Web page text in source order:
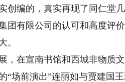
创编的，真实再现了同仁堂
团有限公司的认可和高度评
。
在宣南书馆和西城非物质文
“场前演出”连丽如与贾建国